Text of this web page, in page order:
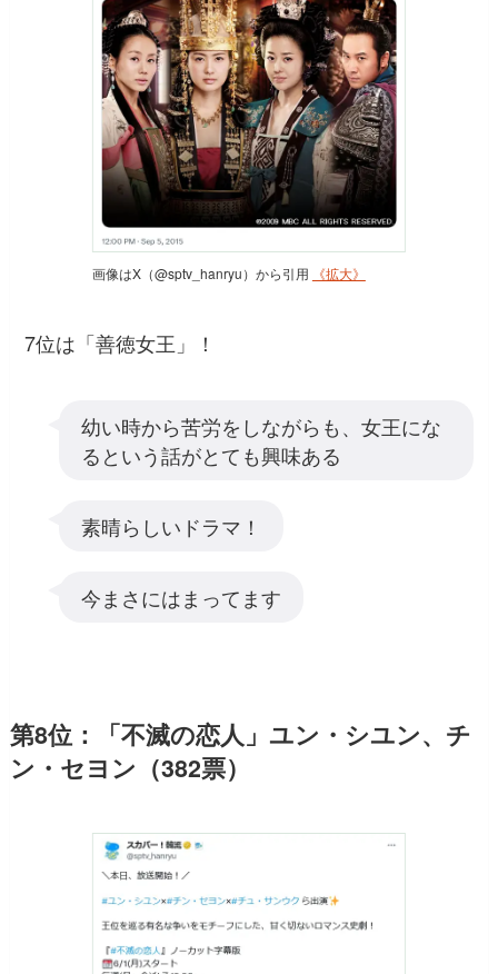
画像はX（@sptv_hanryu）から引用 《拡大》
7位は「善徳女王」！
幼い時から苦労をしながらも、女王にな
るという話がとても興味ある
素晴らしいドラマ！
今まさにはまってます
第8位：「不滅の恋人」ユン・シユン、チ
ン・セヨン（382票）